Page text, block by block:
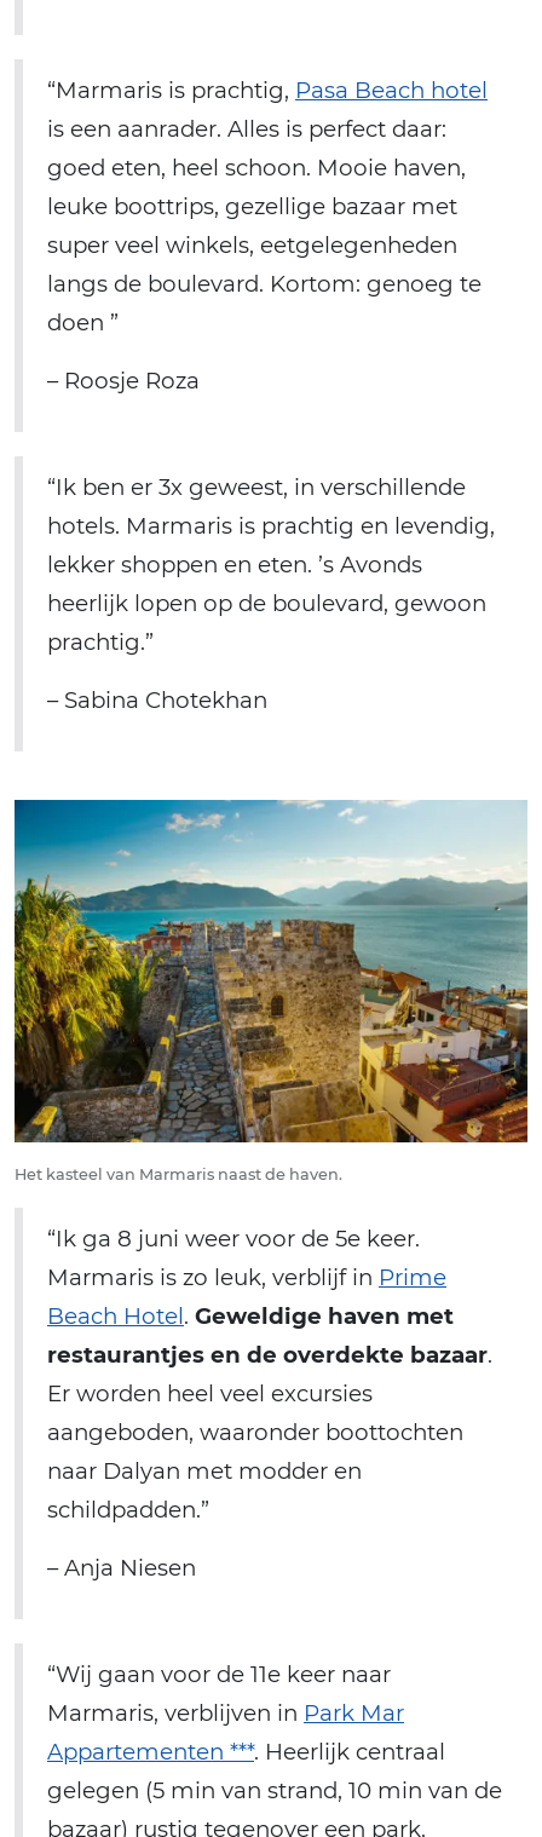
“Marmaris is prachtig, Pasa Beach hotel
is een aanrader. Alles is perfect daar:
goed eten, heel schoon. Mooie haven,
leuke boottrips, gezellige bazaar met
super veel winkels, eetgelegenheden
langs de boulevard. Kortom: genoeg te
doen ”
– Roosje Roza
“Ik ben er 3x geweest, in verschillende
hotels. Marmaris is prachtig en levendig,
lekker shoppen en eten. ’s Avonds
heerlijk lopen op de boulevard, gewoon
prachtig.”
– Sabina Chotekhan
Het kasteel van Marmaris naast de haven.
“Ik ga 8 juni weer voor de 5e keer.
Marmaris is zo leuk, verblijf in Prime
Beach Hotel. Geweldige haven met
restaurantjes en de overdekte bazaar.
Er worden heel veel excursies
aangeboden, waaronder boottochten
naar Dalyan met modder en
schildpadden.”
– Anja Niesen
“Wij gaan voor de 11e keer naar
Marmaris, verblijven in Park Mar
Appartementen ***. Heerlijk centraal
gelegen (5 min van strand, 10 min van de
bazaar) rustig tegenover een park.